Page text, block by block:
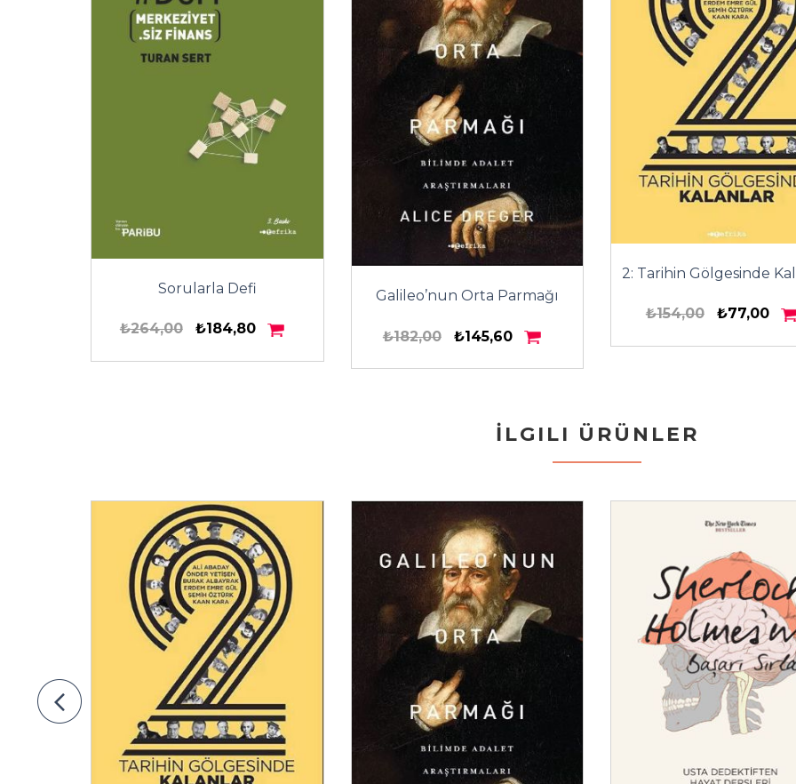
Sorularla Defi
₺264,00 ₺184,80
Galileo’nun Orta Parmağı
₺182,00 ₺145,60
2: Tarihin Gölgesinde
₺154,00 ₺77,00
İLGILI ÜRÜNLER